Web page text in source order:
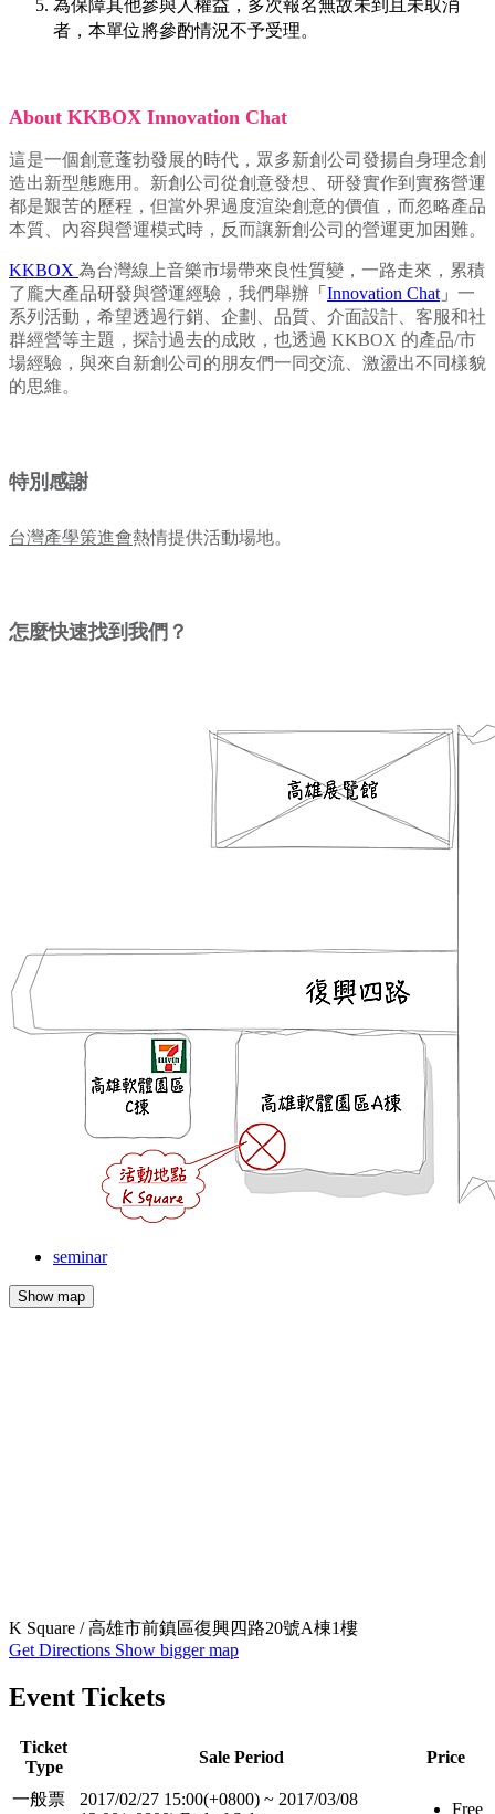
為保障其他參與人權益，多次報名無故未到且未取消
者，本單位將參酌情況不予受理。
About KKBOX Innovation Chat
這是一個創意蓬勃發展的時代，眾多新創公司發揚自身理念創
造出新型態應用。新創公司從創意發想、研發實作到實務營運
都是艱苦的歷程，但當外界過度渲染創意的價值，而忽略產品
本質、內容與營運模式時，反而讓新創公司的營運更加困難。
KKBOX 為台灣線上音樂市場帶來良性質變，一路走來，累積
了龐大產品研發與營運經驗，我們舉辦 「 Innovation Chat 」 一
系列活動，希望透過行銷、企劃、品質、介面設計、客服和社
群經營等主題，探討過去的成敗，也透過 KKBOX 的產品/市
場經驗，與來自新創公司的朋友們一同交流、激盪出不同樣貌
的思維。
特別感謝
台灣產學策進會熱情提供活動場地。
怎麼快速找到我們？
seminar
Show map
K Square / 高雄市前鎮區復興四路20號A棟1樓
Get Directions Show bigger map
Event Tickets
Ticket
Type
Sale Period Price
一般票 2017/02/27 15:00(+0800) ~ 2017/03/08
Free